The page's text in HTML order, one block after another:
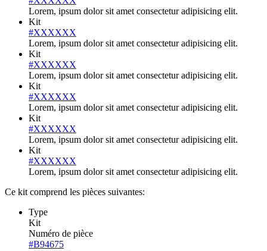
Lorem, ipsum dolor sit amet consectetur adipisicing elit.
Kit
#XXXXXX
Lorem, ipsum dolor sit amet consectetur adipisicing elit.
Kit
#XXXXXX
Lorem, ipsum dolor sit amet consectetur adipisicing elit.
Kit
#XXXXXX
Lorem, ipsum dolor sit amet consectetur adipisicing elit.
Kit
#XXXXXX
Lorem, ipsum dolor sit amet consectetur adipisicing elit.
Kit
#XXXXXX
Lorem, ipsum dolor sit amet consectetur adipisicing elit.
Ce kit comprend les pièces suivantes:
Type
Kit
Numéro de pièce
#B94675